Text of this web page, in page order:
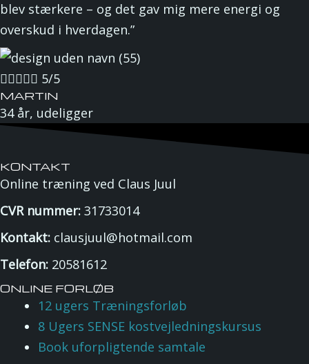
blev stærkere – og det gav mig mere energi og
overskud i hverdagen.”
 5/5
MARTIN
34 år, udeligger
KONTAKT
Online træning ved Claus Juul
CVR nummer: 31733014
Kontakt: clausjuul@hotmail.com
Telefon: 20581612
ONLINE FORLØB
12 ugers Træningsforløb
8 Ugers SENSE kostvejledningskursus
Book uforpligtende samtale